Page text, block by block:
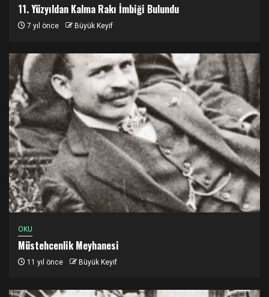
11. Yüzyıldan Kalma Rakı İmbiği Bulundu
7 yıl önce Büyük Keyif
OKU
Müstehcenlik Meyhanesi
11 yıl önce Büyük Keyif